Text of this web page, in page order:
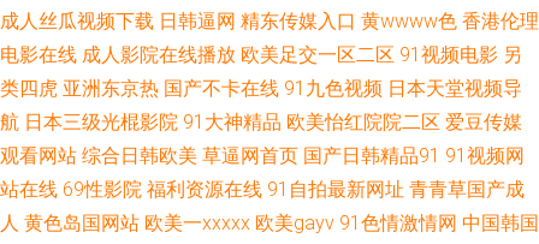
影院 久久伊人大 欧美色图色综合网 天天干天操 中文字幕第15页 91在线老司
机 草莓com 国产成人天天操 久草成人 欧美极品性爱 日韩艳色av色网 亚洲情
侣自拍91 91在线微拍视频 成人一级片 韩漫污污黄页 久色资源 欧美天天肏屄
五月丁香婷婷超碰 综合色图亚洲 97国产婷婷 成人福利视频导航 久久草热婷
成人丝瓜视频下载 日韩逼网 精东传媒入口 黄wwww色 香港伦理
电影在线 成人影院在线播放 欧美足交一区二区 91视频电影 另
类四虎 亚洲东京热 国产不卡在线 91九色视频 日本天堂视频导
航 日本三级光棍影院 91大神精品 欧美怡红院院二区 爱豆传媒
观看网站 综合日韩欧美 草逼网首页 国产日韩精品91 91视频网
站在线 69性影院 福利资源在线 91自拍最新网址 青青草国产成
人 黄色岛国网站 欧美一xxxxx 欧美gayv 91色情激情网 中国韩国